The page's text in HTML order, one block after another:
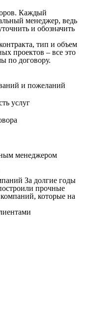
Каждый
менеджер, ведь
и обозначить
тип и объем
проектов – все это
по договору.
и пожеланий
услуг
менеджером
За долгие годы
прочные
которые на